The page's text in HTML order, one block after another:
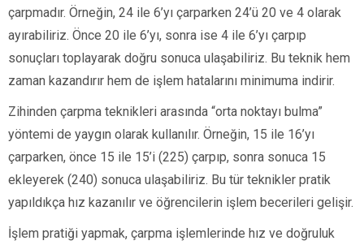
çarpmadır. Örneğin, 24 ile 6’yı çarparken 24’ü 20 ve 4 olarak
ayırabiliriz. Önce 20 ile 6’yı, sonra ise 4 ile 6’yı çarpıp
sonuçları toplayarak doğru sonuca ulaşabiliriz. Bu teknik hem
zaman kazandırır hem de işlem hatalarını minimuma indirir.
Zihinden çarpma teknikleri arasında “orta noktayı bulma”
yöntemi de yaygın olarak kullanılır. Örneğin, 15 ile 16’yı
çarparken, önce 15 ile 15’i (225) çarpıp, sonra sonuca 15
ekleyerek (240) sonuca ulaşabiliriz. Bu tür teknikler pratik
yapıldıkça hız kazanılır ve öğrencilerin işlem becerileri gelişir.
İşlem pratiği yapmak, çarpma işlemlerinde hız ve doğruluk